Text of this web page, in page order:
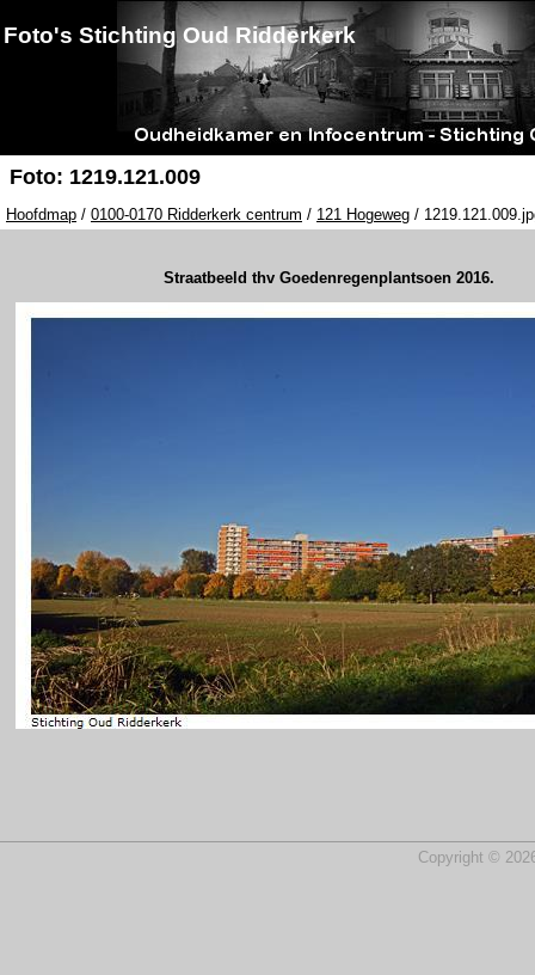
Foto's Stichting Oud Ridderkerk
Foto: 1219.121.009
Hoofdmap / 0100-0170 Ridderkerk centrum / 121 Hogeweg /
Straatbeeld thv Goedenregenplantsoen 2016.
Copyright ©